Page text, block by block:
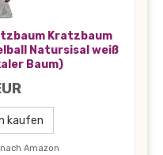
Kratzbaum
Natursisal weiß
Baum)
kaufen
Amazon